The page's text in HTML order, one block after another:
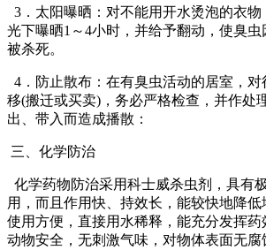
3．太阳曝晒：对不能用开水烫泡的衣物
光下曝晒1～4小时，并给予翻动，使臭
被杀死。
4．防止散布：在有臭虫活动的居室，
移(搬迁或买卖)，务必严格检查，并作处
出、带入而造成播散：
三、化学防治
化学药物防治采用科士威杀虫剂，具有
用，而且作用快、持效长，能较快地降低
使用方便，直接用水稀释，能充分发挥
动物安全，无刺激气味，对物体表面无